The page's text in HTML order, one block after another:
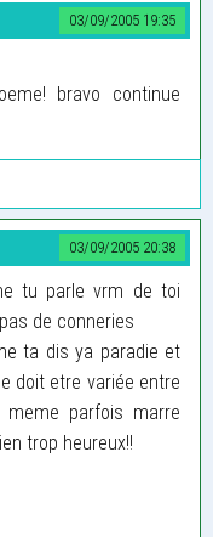
03/09/2005 19:35
bravo continue
03/09/2005 20:38
tu parle vrm de toi
de conneries
ta dis ya paradie et
doit etre variée entre
parfois marre
trop heureux!!